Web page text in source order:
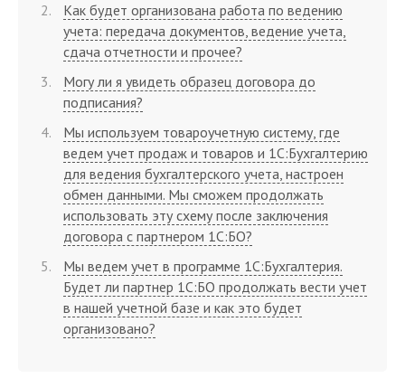
Как будет организована работа по ведению
учета: передача документов, ведение учета,
сдача отчетности и прочее?
Могу ли я увидеть образец договора до
подписания?
Мы используем товароучетную систему, где
ведем учет продаж и товаров и 1С:Бухгалтерию
для ведения бухгалтерского учета, настроен
обмен данными. Мы сможем продолжать
использовать эту схему после заключения
договора с партнером 1С:БО?
Мы ведем учет в программе 1С:Бухгалтерия.
Будет ли партнер 1С:БО продолжать вести учет
в нашей учетной базе и как это будет
организовано?